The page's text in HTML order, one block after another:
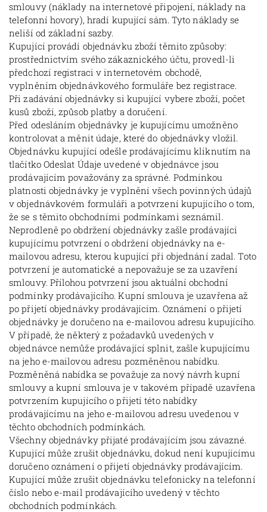
smlouvy (náklady na internetové připojení, náklady na
telefonní hovory), hradí kupující sám. Tyto náklady se
neliší od základní sazby.
Kupující provádí objednávku zboží těmito způsoby:
prostřednictvím svého zákaznického účtu, provedl-li
předchozí registraci v internetovém obchodě,
vyplněním objednávkového formuláře bez registrace.
Při zadávání objednávky si kupující vybere zboží, počet
kusů zboží, způsob platby a doručení.
Před odesláním objednávky je kupujícímu umožněno
kontrolovat a měnit údaje, které do objednávky vložil.
Objednávku kupující odešle prodávajícímu kliknutím na
tlačítko Odeslat Údaje uvedené v objednávce jsou
prodávajícím považovány za správné. Podmínkou
platnosti objednávky je vyplnění všech povinných údajů
v objednávkovém formuláři a potvrzení kupujícího o tom,
že se s těmito obchodními podmínkami seznámil.
Neprodleně po obdržení objednávky zašle prodávající
kupujícímu potvrzení o obdržení objednávky na e-
mailovou adresu, kterou kupující při objednání zadal. Toto
potvrzení je automatické a nepovažuje se za uzavření
smlouvy. Přílohou potvrzení jsou aktuální obchodní
podmínky prodávajícího. Kupní smlouva je uzavřena až
po přijetí objednávky prodávajícím. Oznámení o přijetí
objednávky je doručeno na e-mailovou adresu kupujícího.
V případě, že některý z požadavků uvedených v
objednávce nemůže prodávající splnit, zašle kupujícímu
na jeho e-mailovou adresu pozměněnou nabídku.
Pozměněná nabídka se považuje za nový návrh kupní
smlouvy a kupní smlouva je v takovém případě uzavřena
potvrzením kupujícího o přijetí této nabídky
prodávajícímu na jeho e-mailovou adresu uvedenou v
těchto obchodních podmínkách.
Všechny objednávky přijaté prodávajícím jsou závazné.
Kupující může zrušit objednávku, dokud není kupujícímu
doručeno oznámení o přijetí objednávky prodávajícím.
Kupující může zrušit objednávku telefonicky na telefonní
číslo nebo e-mail prodávajícího uvedený v těchto
obchodních podmínkách.